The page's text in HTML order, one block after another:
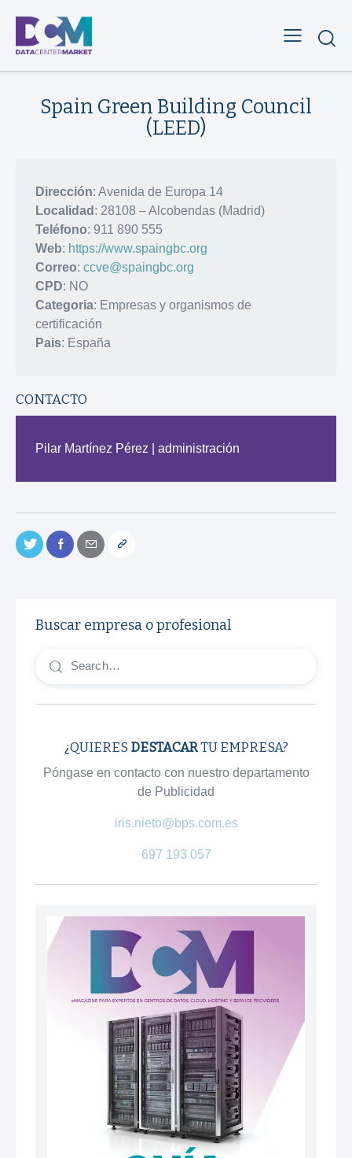
Spain Green Building Council
(LEED)
Dirección: Avenida de Europa 14
Localidad : 28108 – Alcobendas (Madrid)
Teléfono: 911 890 555
Web: https://www.spaingbc.org
Correo: ccve@spaingbc.org
CPD: NO
Categoria: Empresas y organismos de
certificación
Pais: España
CONTACTO
Pilar Martínez Pérez | administración
Buscar empresa o profesional
¿QUIERES DESTACARTU EMPRESA?
Póngase en contacto con nuestro departamento
de Publicidad
iris.nieto@bps.com.es
697 193 057